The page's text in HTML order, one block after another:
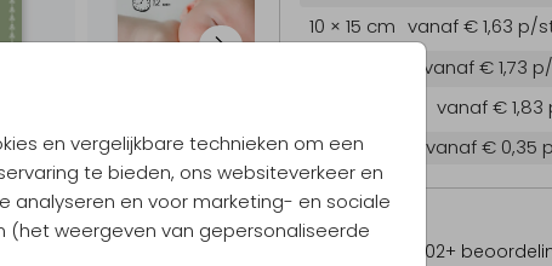
en vergelijkbare technieken om een
te bieden, ons websiteverkeer en
analyseren en voor marketing- en sociale
(het weergeven van gepersonaliseerde
1202+
10 × 15 cm vanaf € 1,63 p/
vanaf € 1,73
vanaf € 1,83
Enveloppen
vanaf € 0,35